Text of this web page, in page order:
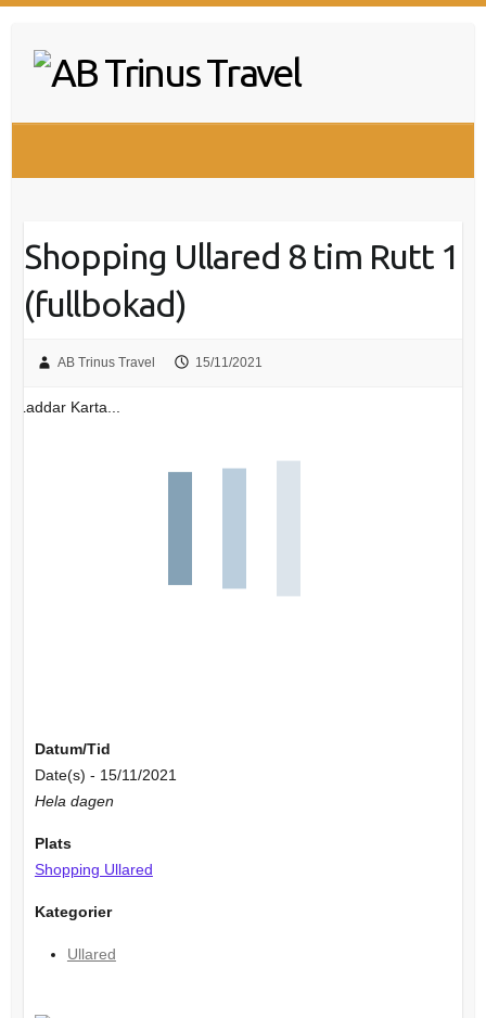
innehåll
Shopping Ullared 8 tim Rutt 1
(fullbokad)
AB Trinus Travel 15/11/2021
Laddar Karta...
Datum/Tid
Date(s) - 15/11/2021
Hela dagen
Plats
Shopping Ullared
Kategorier
Ullared